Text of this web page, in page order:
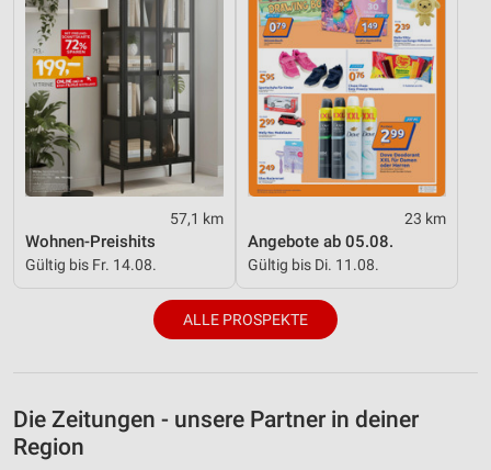
57,1 km
Wohnen-Preishits
Gültig bis Fr. 14.08.
23 km
Angebote ab 05.08.
Gültig bis Di. 11.08.
ALLE PROSPEKTE
Die Zeitungen - unsere Partner in deiner
Region